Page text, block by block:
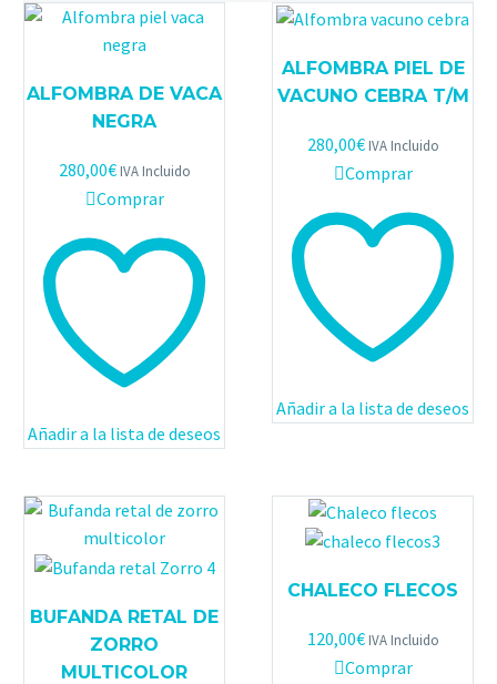
ALFOMBRA DE VACA
NEGRA
280,00€ IVA Incluido
Comprar
Añadir a la lista de deseos
ALFOMBRA PIEL DE
VACUNO CEBRA T/M
280,00€ IVA Incluido
Comprar
Añadir a la lista de deseos
BUFANDA RETAL DE
ZORRO
MULTICOLOR
CHALECO FLECOS
120,00€ IVA Incluido
Comprar